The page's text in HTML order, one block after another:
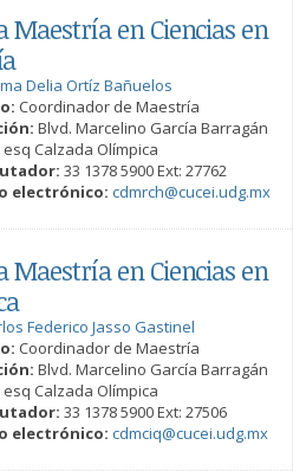
Maestría en Ciencias en
Delia Ortíz Bañuelos
Coordinador de Maestría
Blvd. Marcelino García Barragán
esq Calzada Olímpica
33 1378 5900 Ext: 27762
electrónico: cdmrch@cucei.udg.mx
Maestría en Ciencias en
Federico Jasso Gastinel
Coordinador de Maestría
Blvd. Marcelino García Barragán
esq Calzada Olímpica
33 1378 5900 Ext: 27506
electrónico: cdmciq@cucei.udg.mx